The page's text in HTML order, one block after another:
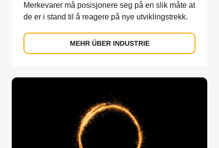
Merkevarer må posisjonere seg på en slik måte at
de er i stand til å reagere på nye utviklingstrekk.
MEHR ÜBER INDUSTRIE